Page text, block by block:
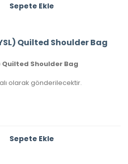
Sepete Ekle
Quilted Shoulder Bag
Quilted Shoulder Bag
olarak gönderilecektir.
Sepete Ekle